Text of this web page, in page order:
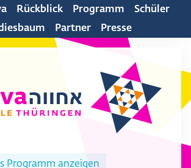
Rückblick Programm
Schüler
Partner Presse
Programm anzeigen